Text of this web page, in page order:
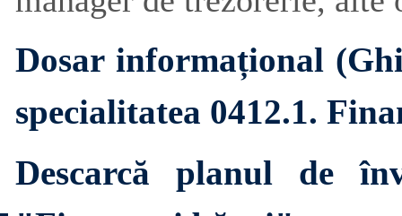
Dosar informațional
specialitatea 0412.1.
Descarcă planul de